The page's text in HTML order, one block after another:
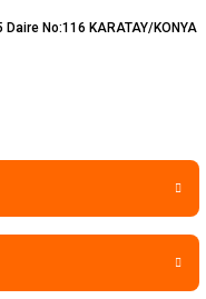
Daire No:116 KARATAY/KONYA